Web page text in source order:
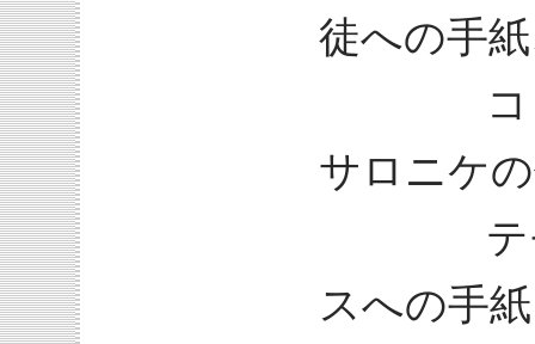
徒への手
コロサ
サロニケ
テモテ
スへの手